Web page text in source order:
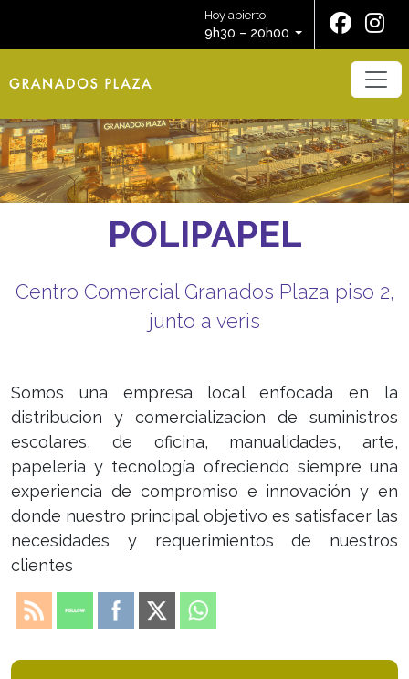
Hoy abierto
9h30 – 20h00
POLIPAPEL
Centro Comercial Granados Plaza piso 2,
junto a veris
Somos una empresa local enfocada en la
distribucion y comercializacion de suministros
escolares, de oficina, manualidades, arte,
papeleria y tecnología ofreciendo siempre una
experiencia de compromiso e innovación y en
donde nuestro principal objetivo es satisfacer las
necesidades y requerimientos de nuestros
clientes